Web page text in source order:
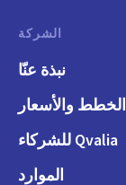
الشركة
نبذة عنّا
الخطط والأسعار
Qvalia للشركاء
الموارد